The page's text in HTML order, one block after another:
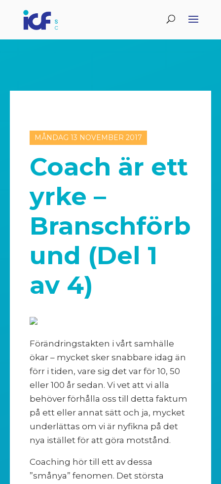
MÅNDAG 13 NOVEMBER 2017
Coach är ett
yrke –
Branschförb
und (Del 1
av 4)
Förändringstakten i vårt samhälle
ökar – mycket sker snabbare idag än
förr i tiden, vare sig det var för 10, 50
eller 100 år sedan. Vi vet att vi alla
behöver förhålla oss till detta faktum
på ett eller annat sätt och ja, mycket
underlättas om vi är nyfikna på det
nya istället för att göra motstånd.
Coaching hör till ett av dessa
”smånya” fenomen. Det största